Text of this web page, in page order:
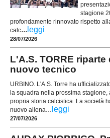
stagione
profondamente rinnovato rispetto
calc... leggi
28/07/2026
L'A.S. TORRE riparte
nuovo tecnico
URBINO. L'A.S. Torre ha
la squadra nella prossima
propria storia calcistica. La società
nuovo allena... leggi
27/07/2026